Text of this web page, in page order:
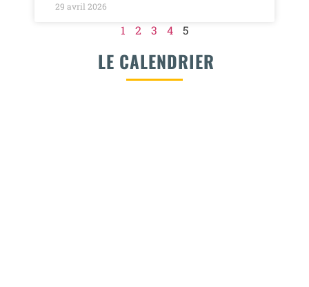
29 avril 2026
1 2 3 4 5
LE CALENDRIER